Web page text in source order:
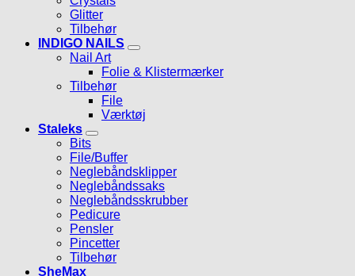
Glitter
Tilbehør
INDIGO NAILS
Nail Art
Folie & Klistermærker
Tilbehør
File
Værktøj
Staleks
Bits
File/Buffer
Neglebåndsklipper
Neglebåndssaks
Neglebåndsskrubber
Pedicure
Pensler
Pincetter
Tilbehør
SheMax